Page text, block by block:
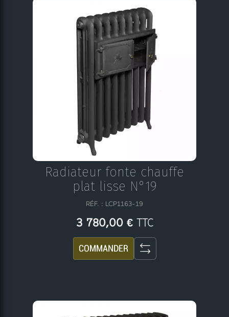
Radiateur fonte chauffe
plat lisse N°19
RÉF. : LCP1163-19
3 780,00 € TTC
COMMANDER